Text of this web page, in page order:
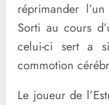
réprimander
Sorti au cours
celui-ci sert a
commotion
Le joueur de